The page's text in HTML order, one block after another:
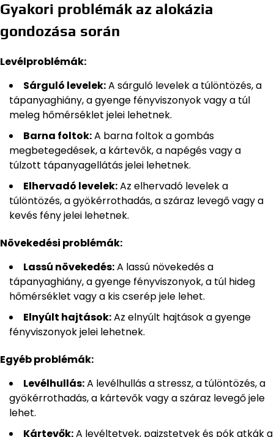
Gyakori problémák az alokázia
gondozása során
Levélproblémák:
Sárguló levelek:A sárguló levelek a túlöntözés, a
tápanyaghiány, a gyenge fényviszonyok vagy a túl
meleg hőmérséklet jelei lehetnek.
Barna foltok:A barna foltok a gombás
megbetegedések, a kártevők, a napégés vagy a
túlzott tápanyagellátás jelei lehetnek.
Elhervadó levelek:Az elhervadó levelek a
túlöntözés, a gyökérrothadás, a száraz levegő vagy a
kevés fény jelei lehetnek.
Növekedési problémák:
Lassú növekedés:A lassú növekedés a
tápanyaghiány, a gyenge fényviszonyok, a túl hideg
hőmérséklet vagy a kis cserép jele lehet.
Elnyúlt hajtások:Az elnyúlt hajtások a gyenge
fényviszonyok jelei lehetnek.
Egyéb problémák:
Levélhullás:A levélhullás a stressz, a túlöntözés, a
gyökérrothadás, a kártevők vagy a száraz levegő jele
lehet.
Kártevők:A levéltetvek, pajzstetvek és pók atkák a